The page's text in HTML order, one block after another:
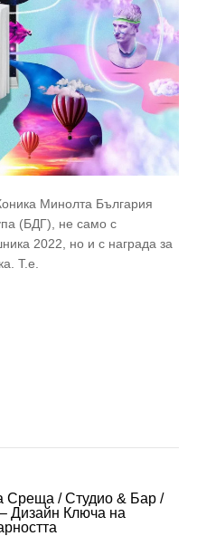
Минолта България
(БДГ), не само с
2022, но и с награда за
Т.е.
Среща / Студио & Бар /
Дизайн Ключа на